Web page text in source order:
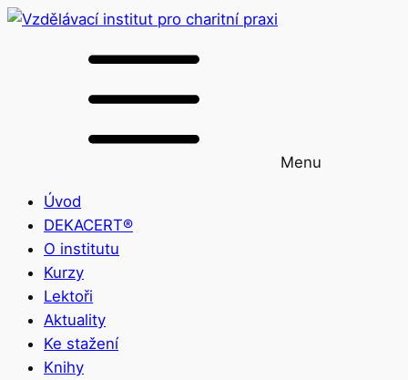
Menu
Úvod
DEKACERT®
O institutu
Kurzy
Lektoři
Aktuality
Ke stažení
Knihy